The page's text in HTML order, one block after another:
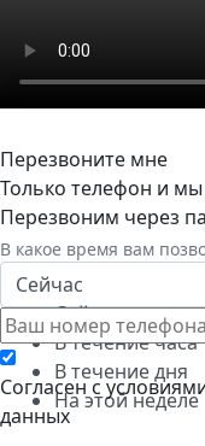
Перезвоните мне
Только телефон и мы
Перезвоним через
В какое время вам
Сейчас
Сейчас
В течение часа
В течение дня
На этой неделе
Cогласен с
данных